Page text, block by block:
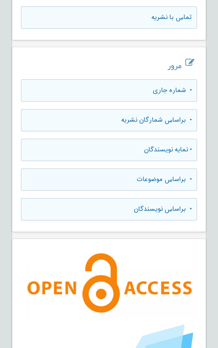
تماس با نشریه
مرور
• شماره جاری
• براساس شمارگان نشریه
•نمایه نویسندگان
• براساس موضوعات
• براساس نویسندگان